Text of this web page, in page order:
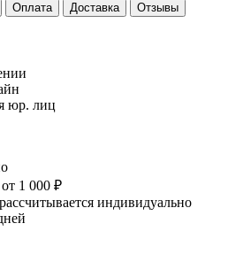
Оплата Доставка
Отзывы
юр. лиц
1 000 ₽
индивидуально